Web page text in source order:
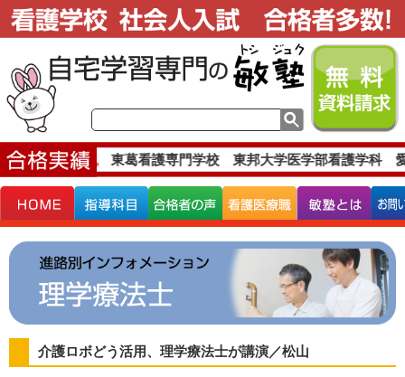
合格実績です。 東葛看護専門学校 東邦大学医学部看護学科
介護ロボどう活用、理学療法士が講演／松山